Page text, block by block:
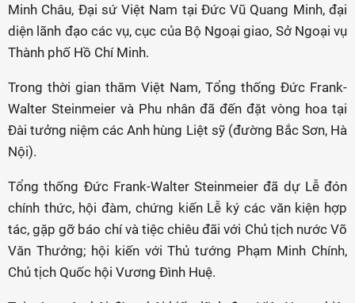
Minh Châu, Đại sứ Việt Nam tại Đức Vũ Quang Minh, đại
diện lãnh đạo các vụ, cục của Bộ Ngoại giao, Sở Ngoại vụ
Thành phố Hồ Chí Minh.
Trong thời gian thăm Việt Nam, Tổng thống Đức Frank-
Walter Steinmeier và Phu nhân đã đến đặt vòng hoa tại
Đài tưởng niệm các Anh hùng Liệt sỹ (đường Bắc Sơn, Hà
Nội).
Tổng thống Đức Frank-Walter Steinmeier đã dự Lễ đón
chính thức, hội đàm, chứng kiến Lễ ký các văn kiện hợp
tác, gặp gỡ báo chí và tiệc chiêu đãi với Chủ tịch nước Võ
Văn Thưởng; hội kiến với Thủ tướng Phạm Minh Chính,
Chủ tịch Quốc hội Vương Đình Huệ.